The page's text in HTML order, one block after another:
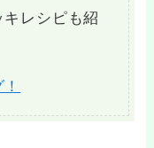
レシピも紹